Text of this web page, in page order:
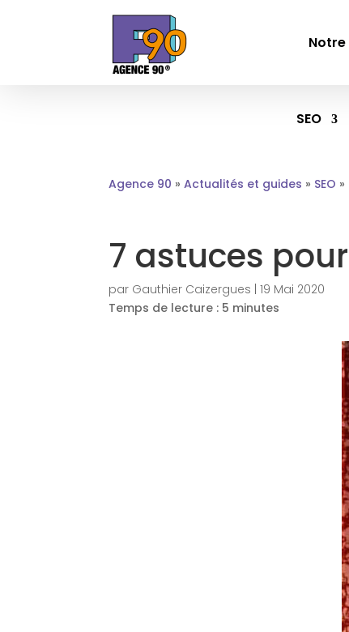
SEO
Agence 90 »Actualités et guides » SEO »
7 astuces
par Gauthier Caizergues |19 Mai 2020
Temps de lecture : 5 minutes